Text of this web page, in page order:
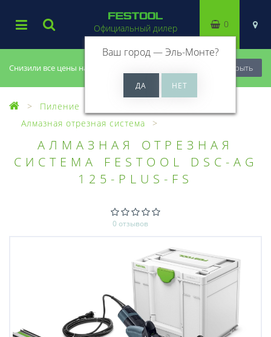
Снизили все цены на 20%, успей купить! Закрыть
Официальный дилер
Ваш город —Эль-Монте?
0
Пиление
Алмазная отрезная система
АЛМАЗНАЯ ОТРЕЗНАЯ
СИСТЕМА FESTOOL DSC-AG
125-PLUS-FS
0 отзывов